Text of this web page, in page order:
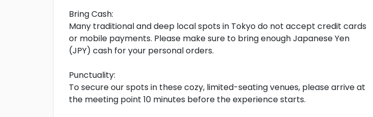
Bring Cash:
Many traditional and deep local spots in Tokyo do not accept credit cards
or mobile payments. Please make sure to bring enough Japanese Yen
(JPY) cash for your personal orders.
Punctuality:
To secure our spots in these cozy, limited-seating venues, please arrive at
the meeting point 10 minutes before the experience starts.